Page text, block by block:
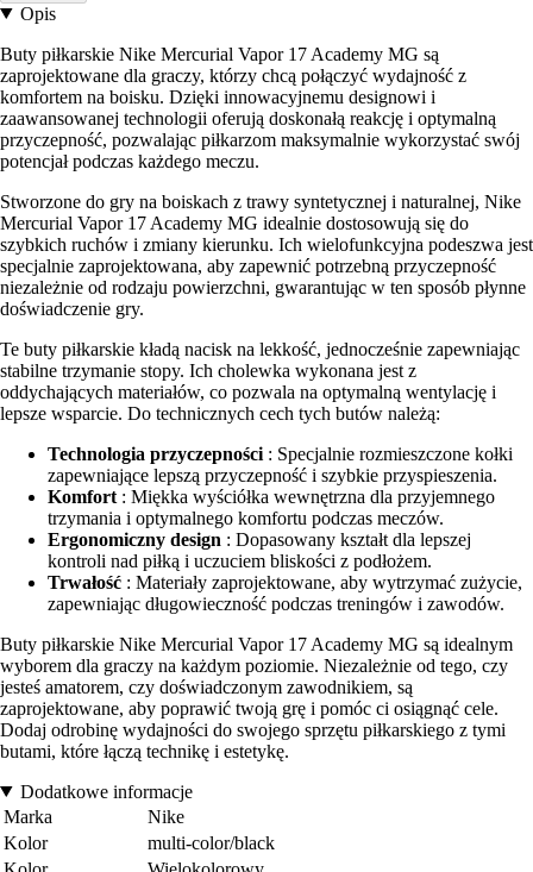
Opis
Buty piłkarskie Nike Mercurial Vapor 17 Academy MG są
zaprojektowane dla graczy, którzy chcą połączyć wydajność z
komfortem na boisku. Dzięki innowacyjnemu designowi i
zaawansowanej technologii oferują doskonałą reakcję i optymalną
przyczepność, pozwalając piłkarzom maksymalnie wykorzystać swój
potencjał podczas każdego meczu.
Stworzone do gry na boiskach z trawy syntetycznej i naturalnej, Nike
Mercurial Vapor 17 Academy MG idealnie dostosowują się do
szybkich ruchów i zmiany kierunku. Ich wielofunkcyjna podeszwa jest
specjalnie zaprojektowana, aby zapewnić potrzebną przyczepność
niezależnie od rodzaju powierzchni, gwarantując w ten sposób płynne
doświadczenie gry.
Te buty piłkarskie kładą nacisk na lekkość, jednocześnie zapewniając
stabilne trzymanie stopy. Ich cholewka wykonana jest z
oddychających materiałów, co pozwala na optymalną wentylację i
lepsze wsparcie. Do technicznych cech tych butów należą:
Technologia przyczepności : Specjalnie rozmieszczone kołki
zapewniające lepszą przyczepność i szybkie przyspieszenia.
Komfort : Miękka wyściółka wewnętrzna dla przyjemnego
trzymania i optymalnego komfortu podczas meczów.
Ergonomiczny design : Dopasowany kształt dla lepszej
kontroli nad piłką i uczuciem bliskości z podłożem.
Trwałość : Materiały zaprojektowane, aby wytrzymać zużycie,
zapewniając długowieczność podczas treningów i zawodów.
Buty piłkarskie Nike Mercurial Vapor 17 Academy MG są idealnym
wyborem dla graczy na każdym poziomie. Niezależnie od tego, czy
jesteś amatorem, czy doświadczonym zawodnikiem, są
zaprojektowane, aby poprawić twoją grę i pomóc ci osiągnąć cele.
Dodaj odrobinę wydajności do swojego sprzętu piłkarskiego z tymi
butami, które łączą technikę i estetykę.
Dodatkowe informacje
Marka
Nike
Kolor
multi-color/black